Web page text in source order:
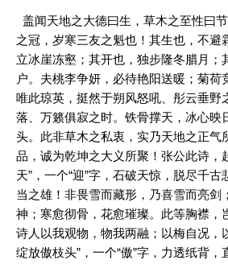
盖闻天地之大德曰生，草木之至性曰
之冠，岁寒三友之魁也！其生也，不避
立冰崖冻壑；其开也，独步隆冬腊月；
户。夫桃李争妍，必待艳阳送暖；菊荷
唯此琼英，挺然于朔风怒吼、彤云垂野
落、万籁俱寂之时。铁骨撑天，冰心映
头。此非草木之私衷，实乃天地之正气
品，诚为乾坤之大义所聚！张公此诗，
天”，一个“迎”字，石破天惊，脱尽千
当之雄！非畏雪而藏形，乃喜雪而亮剑
神；寒愈彻骨，花愈璀璨。此等胸襟，
诗人以我观物，物我两融；以梅自况，
绽放傲枝头”，一个“傲”字，力透纸背